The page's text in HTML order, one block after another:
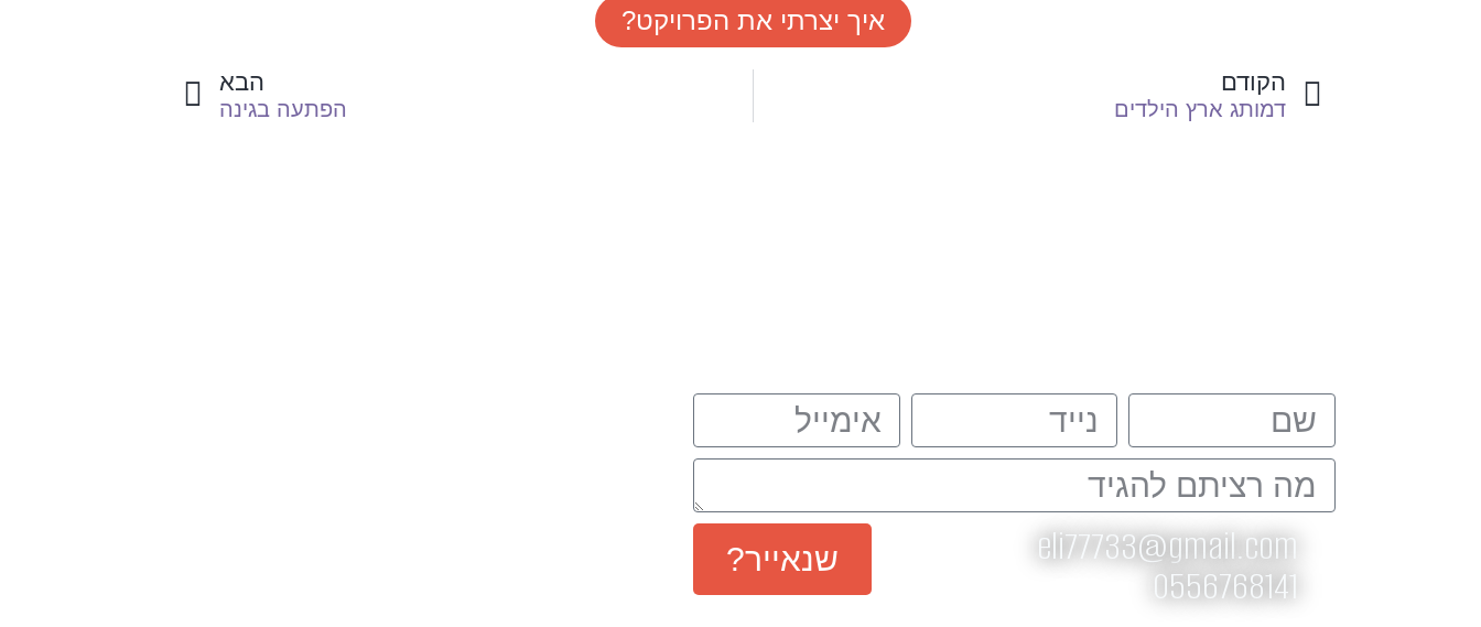
איך יצרתי את הפרויקט?
קודם
הקודם
דמותג ארץ הילדים
הבא
הפתעה בגינה
שם נייד
אימייל
Message
שנאייר?
eli77733@gmail.com
0556768141